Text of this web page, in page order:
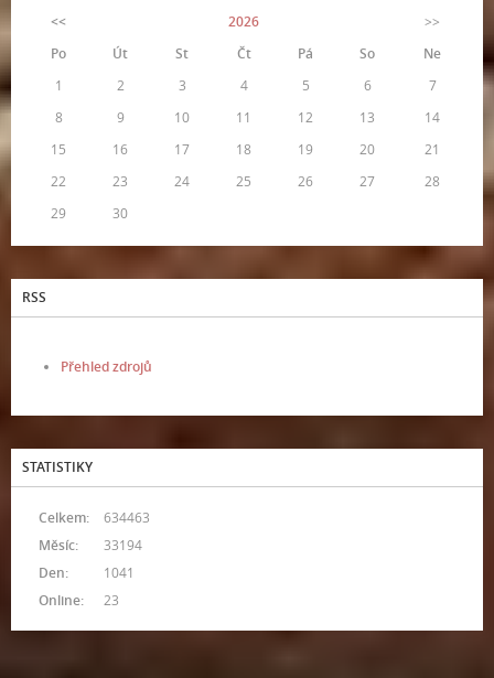
<<
2026
>>
Po
Út St Čt Pá So
Ne
1
2 3 4 5 6
7
8
9 10 11 12 13
14
15
16 17 18 19 20
21
22
23 24 25 26 27
28
29
30
RSS
Přehled zdrojů
STATISTIKY
Online: 23
Celkem:
634463
Měsíc:
33194
Den:
1041